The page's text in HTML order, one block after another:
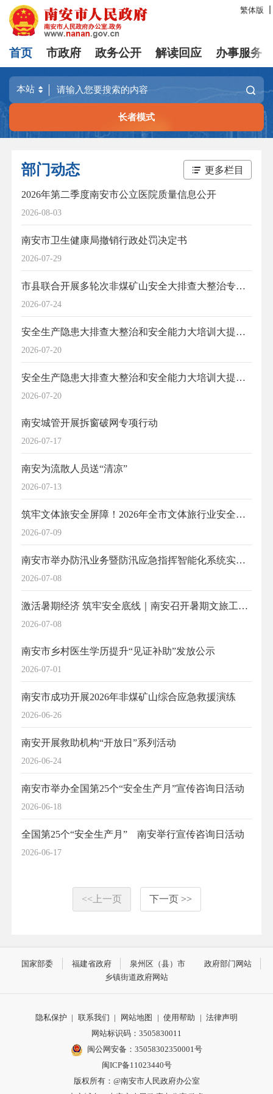
繁体版
首页 市政府 政务公开 解读回应 办事服务
长者模式
部门动态 更多栏目
2026-08-03
2026年第二季度南安市公立医院质量信息公开
2026-07-29
南安市卫生健康局撤销行政处罚决定书
2026-07-24
市县联合开展多轮次非煤矿山安全大排查大整治专项行动
2026-07-20
安全生产隐患大排查大整治和安全能力大培训大提升 南安在行动（一）
2026-07-20
安全生产隐患大排查大整治和安全能力大培训大提升 南安在行动（二）
2026-07-17
南安城管开展拆窗破网专项行动
2026-07-13
南安为流散人员送“清凉”
2026-07-09
筑牢文体旅安全屏障！2026年全市文体旅行业安全生产工作会议召开
2026-07-08
南安市举办防汛业务暨防汛应急指挥智能化系统实操视频培训
2026-07-08
激活暑期经济 筑牢安全底线｜南安召开暑期文旅工作部署会
2026-07-01
南安市乡村医生学历提升“见证补助”发放公示
2026-06-26
南安市成功开展2026年非煤矿山综合应急救援演练
2026-06-24
南安开展救助机构“开放日”系列活动
2026-06-18
南安市举办全国第25个“安全生产月”宣传咨询日活动
2026-06-17
全国第25个“安全生产月” 南安举行宣传咨询日活动
<<上一页 下一页 >>
国家部委 福建省政府 泉州区（县）市
政府部门网站
乡镇街道政府网站
隐私保护 | 联系我们 | 网站地图 | 使用帮助 | 法律声明
网站标识码：3505830011
闽公网安备：35058302350001号
闽ICP备11023440号
版权所有：@南安市人民政府办公室